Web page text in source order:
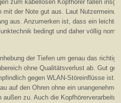
zum kabellosen Kopfhörer fallen
mit der Note gut aus. Laut
aus. Anzumerken ist, dass ein
bedingt und daher völlig
der Tiefen um genau das
ohne Qualitätsverlust ab. Gut
gegen WLAN-Störeinflüsse ist.
auf den Ohren ohne ein
außen zu. Auch die